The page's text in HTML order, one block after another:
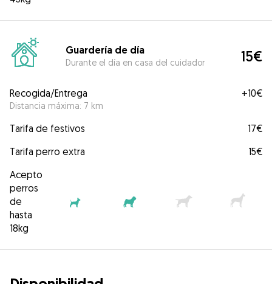
Guardería de día
Durante el día en casa del cuidador 15€
Recogida/Entrega
Distancia máxima: 7 km
+10€
Tarifa de festivos
17€
Tarifa perro extra
15€
Acepto
perros
de
hasta
18kg